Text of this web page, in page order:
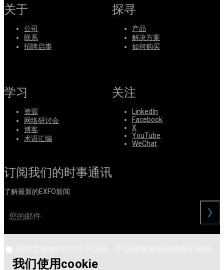
我们使用cookie
资
公
合
伙
应
关于
公司
联系
招聘启事
探寻
产品
解决方案
如何购买
学习
资源
网络研讨会
博客
术语汇编
关注
LinkedIn
Facebook
X
YouTube
WeChat
订阅我们的时事通讯
了解最新的EXFO新闻